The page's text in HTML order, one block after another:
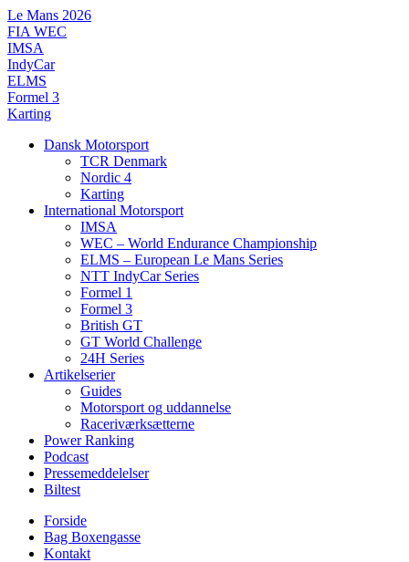
Videre
til
indhold
Le Mans 2026
FIA WEC
IMSA
IndyCar
ELMS
Formel 3
Karting
Dansk Motorsport
TCR Denmark
Nordic 4
Karting
International Motorsport
IMSA
WEC – World Endurance Championship
ELMS – European Le Mans Series
NTT IndyCar Series
Formel 1
Formel 3
British GT
GT World Challenge
24H Series
Artikelserier
Guides
Motorsport og uddannelse
Raceriværksætterne
Power Ranking
Podcast
Pressemeddelelser
Biltest
Forside
Bag Boxengasse
Kontakt